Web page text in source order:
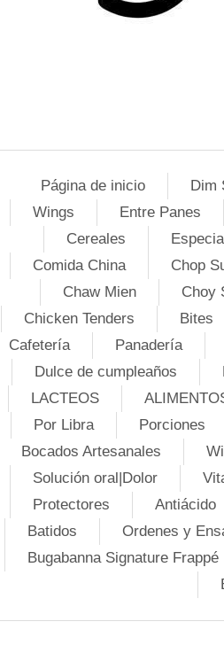
Página de inicio Dim
Wings
Entre Panes
Cereales
Comida China
Chop
Chaw Mien
Choy
Chicken Tenders
Bites
Cafetería
Panadería
Dulce de cumpleaños
LACTEOS
Por Libra
Porciones
Bocados Artesanales
Solución oral|Dolor
Protectores
Antiácido
Batidos
Ordenes y
Bugabanna Signature Frappé